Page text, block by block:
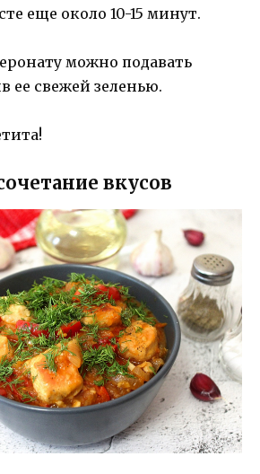
еще около 10-15 минут.
можно подавать
ее свежей зеленью.
вкусов